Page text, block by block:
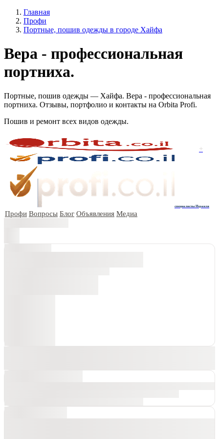
Главная
Профи
Портные, пошив одежды в городе Хайфа
Вера - профессиональная
портниха.
Портные, пошив одежды — Хайфа. Вера - профессиональная
портниха. Отзывы, портфолио и контакты на Orbita Profi.
Пошив и ремонт всех видов одежды.
+
специалисты Израиля
Профи Вопросы Блог Объявления Медиа